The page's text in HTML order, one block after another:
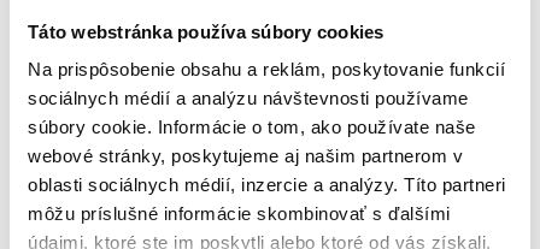
Táto webstránka používa súbory cookies
Na prispôsobenie obsahu a reklám, poskytovanie funkcií
sociálnych médií a analýzu návštevnosti používame
súbory cookie. Informácie o tom, ako používate naše
webové stránky, poskytujeme aj našim partnerom v
oblasti sociálnych médií, inzercie a analýzy. Títo partneri
môžu príslušné informácie skombinovať s ďalšími
údajmi, ktoré ste im poskytli alebo ktoré od vás získali,
oživte svoju farbu vlasov jednoducho a bez poškodenia
Hľadáte jednoduchý spôsob, ako si doma
osviežiť farbu vlasov
bez poškodenia a zároveň im dopriať výživu ako zo salónu?
ObjavteWella Professionals Color Fresh Mask– intenzívne
pigmentovanú farbiacu masku na vlasy, ktorá kombinuje
regeneračnú starostlivosť s jemným tónovaním. Ideálna voľba
pre všetkých, ktorí chcú farbu vlasov osviežiť medzi návštevami
kaderníka, vyskúšať nový odtieň bez záväzkov, alebo si len
ZOBRAZIŤ VIAC